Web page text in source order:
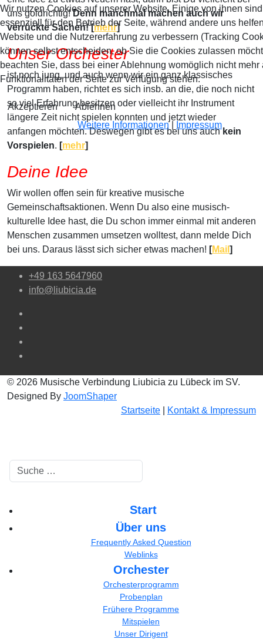
uns goldrichtig!Denn manchmal machen auch wir
verrückte Sachen! [mehr]
Unser Orchester
ist noch jung, und auch wenn wir ein ganz klassisches
Programm haben, richtet es sich insb. an die, die noch nicht
so viel Erfahrung besitzen oder vielleicht ihr Instrument
längere Zeit nicht spielen konnten und jetzt wieder
anfangen möchten. Deswegen gibt es bei uns auch kein
Vorspielen. [mehr]
Deine Idee
Wir wollen offen sein für kreative musische
Gemeinschaftsaktionen. Wenn Du also eine musisch-
kulturelle Idee hast, die Du schon immer einmal mit anderen
Menschen zusammen umsetzen wolltest, dann melde Dich
bei uns. Daraus lässt sich sicher etwas machen! [Mail ]
+49 163 5647960
info@liubicia.de
© 2026 Musische Verbindung Liubicia zu Lübeck im SV.
Designed By JoomShaper
Startseite
Kontakt & Impressum
Suchen
Start
Über uns
Frequently Asked Question
Weblinks
Orchester
Orchesterprogramm
Probenplan
Frühere Programme
Mitspielen
Unser Dirigent
Wir nutzen Cookies auf unserer Website. Einige von ihnen sind
essenziell für den Betrieb der Seite, während andere uns
Website und die Nutzererfahrung zu verbessern (Tracking
können selbst entscheiden, ob Sie die Cookies zulassen
beachten Sie, dass bei einer Ablehnung womöglich nicht mehr
Funktionalitäten der Seite zur Verfügung stehen.
Akzeptieren
Ablehnen
Weitere Informationen| Impressum